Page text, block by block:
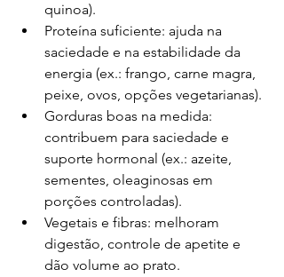
quinoa).
Proteína suficiente: ajuda na
saciedade e na estabilidade da
energia (ex.: frango, carne magra,
peixe, ovos, opções vegetarianas).
Gorduras boas na medida:
contribuem para saciedade e
suporte hormonal (ex.: azeite,
sementes, oleaginosas em
porções controladas).
Vegetais e fibras: melhoram
digestão, controle de apetite e
dão volume ao prato.